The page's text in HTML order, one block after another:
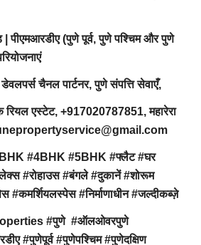
| पीएमआरडीए (पुणे पूर्व, पुणे पश्चिम और पुणे
चैनल पार्टनर, पुणे संपत्ति सेवाएँ,
रियल एस्टेट, +917020787851, महारेरा
#4BHK #5BHK #फ्लैट #घर
#रोहाउस #बंगले #दुकानें #शोरूम
#निर्माणाधीन #जल्दीकब्ज़े
#पुणे #ऑलओवरपुणे
#पुणेपूर्व #पुणेपश्चिम #पुणेदक्षिण